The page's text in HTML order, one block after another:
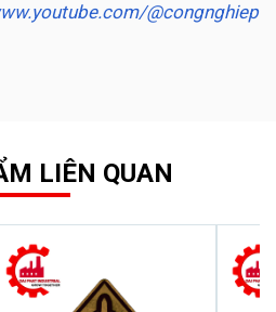
@congnghiep
LIÊN QUAN